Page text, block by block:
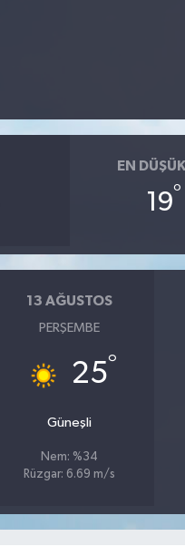
EN
19°
13 AĞUSTOS
PERŞEMBE
25°
Güneşli
Nem: %34
Rüzgar: 6.69 m/s